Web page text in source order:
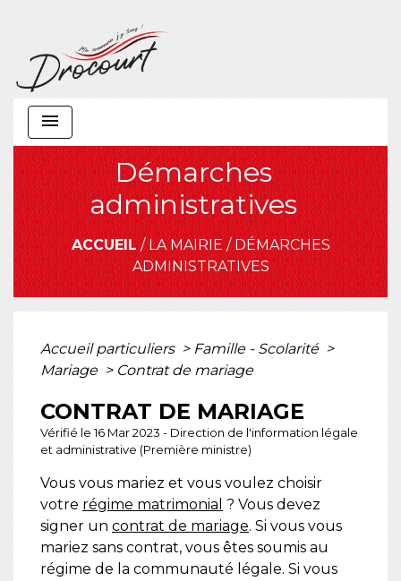
menu
Démarches
administratives
ACCUEIL/LA MAIRIE/DÉMARCHES
ADMINISTRATIVES
Accueil particuliers > Famille - Scolarité >
Mariage > Contrat de mariage
CONTRAT DE MARIAGE
Vérifié le 16 Mar 2023 - Direction de l'information légale
et administrative (Première ministre)
Vous vous mariez et vous voulez choisir
votre régime matrimonial ? Vous devez
signer un contrat de mariage. Si vous vous
mariez sans contrat, vous êtes soumis au
régime de la communauté légale. Si vous